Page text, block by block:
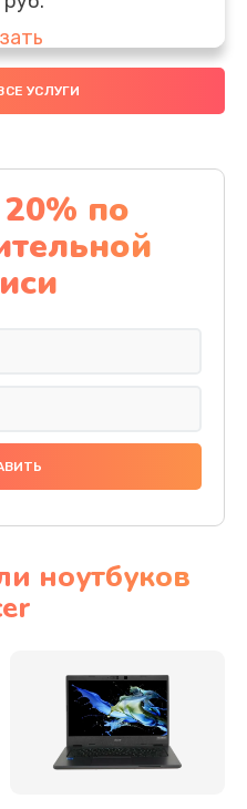
моста
пыли
BIOS
УСЛУГИ
по
ноутбуков